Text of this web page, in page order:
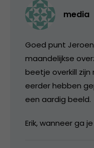
media
Goed punt
maandelijkse
beetje overkill
eerder hebben
een aardig beeld.
Erik, wanneer ga